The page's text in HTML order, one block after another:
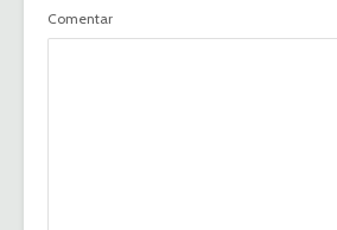
Comentar